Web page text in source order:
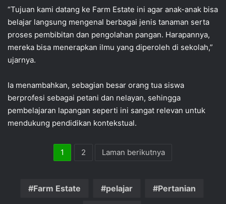
“Tujuan kami datang ke Farm Estate ini agar anak-anak bisa
belajar langsung mengenal berbagai jenis tanaman serta
proses pembibitan dan pengolahan pangan. Harapannya,
mereka bisa menerapkan ilmu yang diperoleh di sekolah,”
ujarnya.
Ia menambahkan, sebagian besar orang tua siswa
berprofesi sebagai petani dan nelayan, sehingga
pembelajaran lapangan seperti ini sangat relevan untuk
mendukung pendidikan kontekstual.
1 2 Laman berikutnya
Farm Estate pelajar Pertanian